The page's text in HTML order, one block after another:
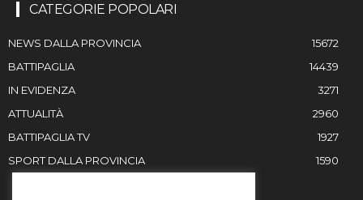
CATEGORIE POPOLARI
NEWS DALLA PROVINCIA
15672
BATTIPAGLIA
14439
IN EVIDENZA
3271
ATTUALITÀ
2960
BATTIPAGLIA TV
1927
SPORT DALLA PROVINCIA
1590